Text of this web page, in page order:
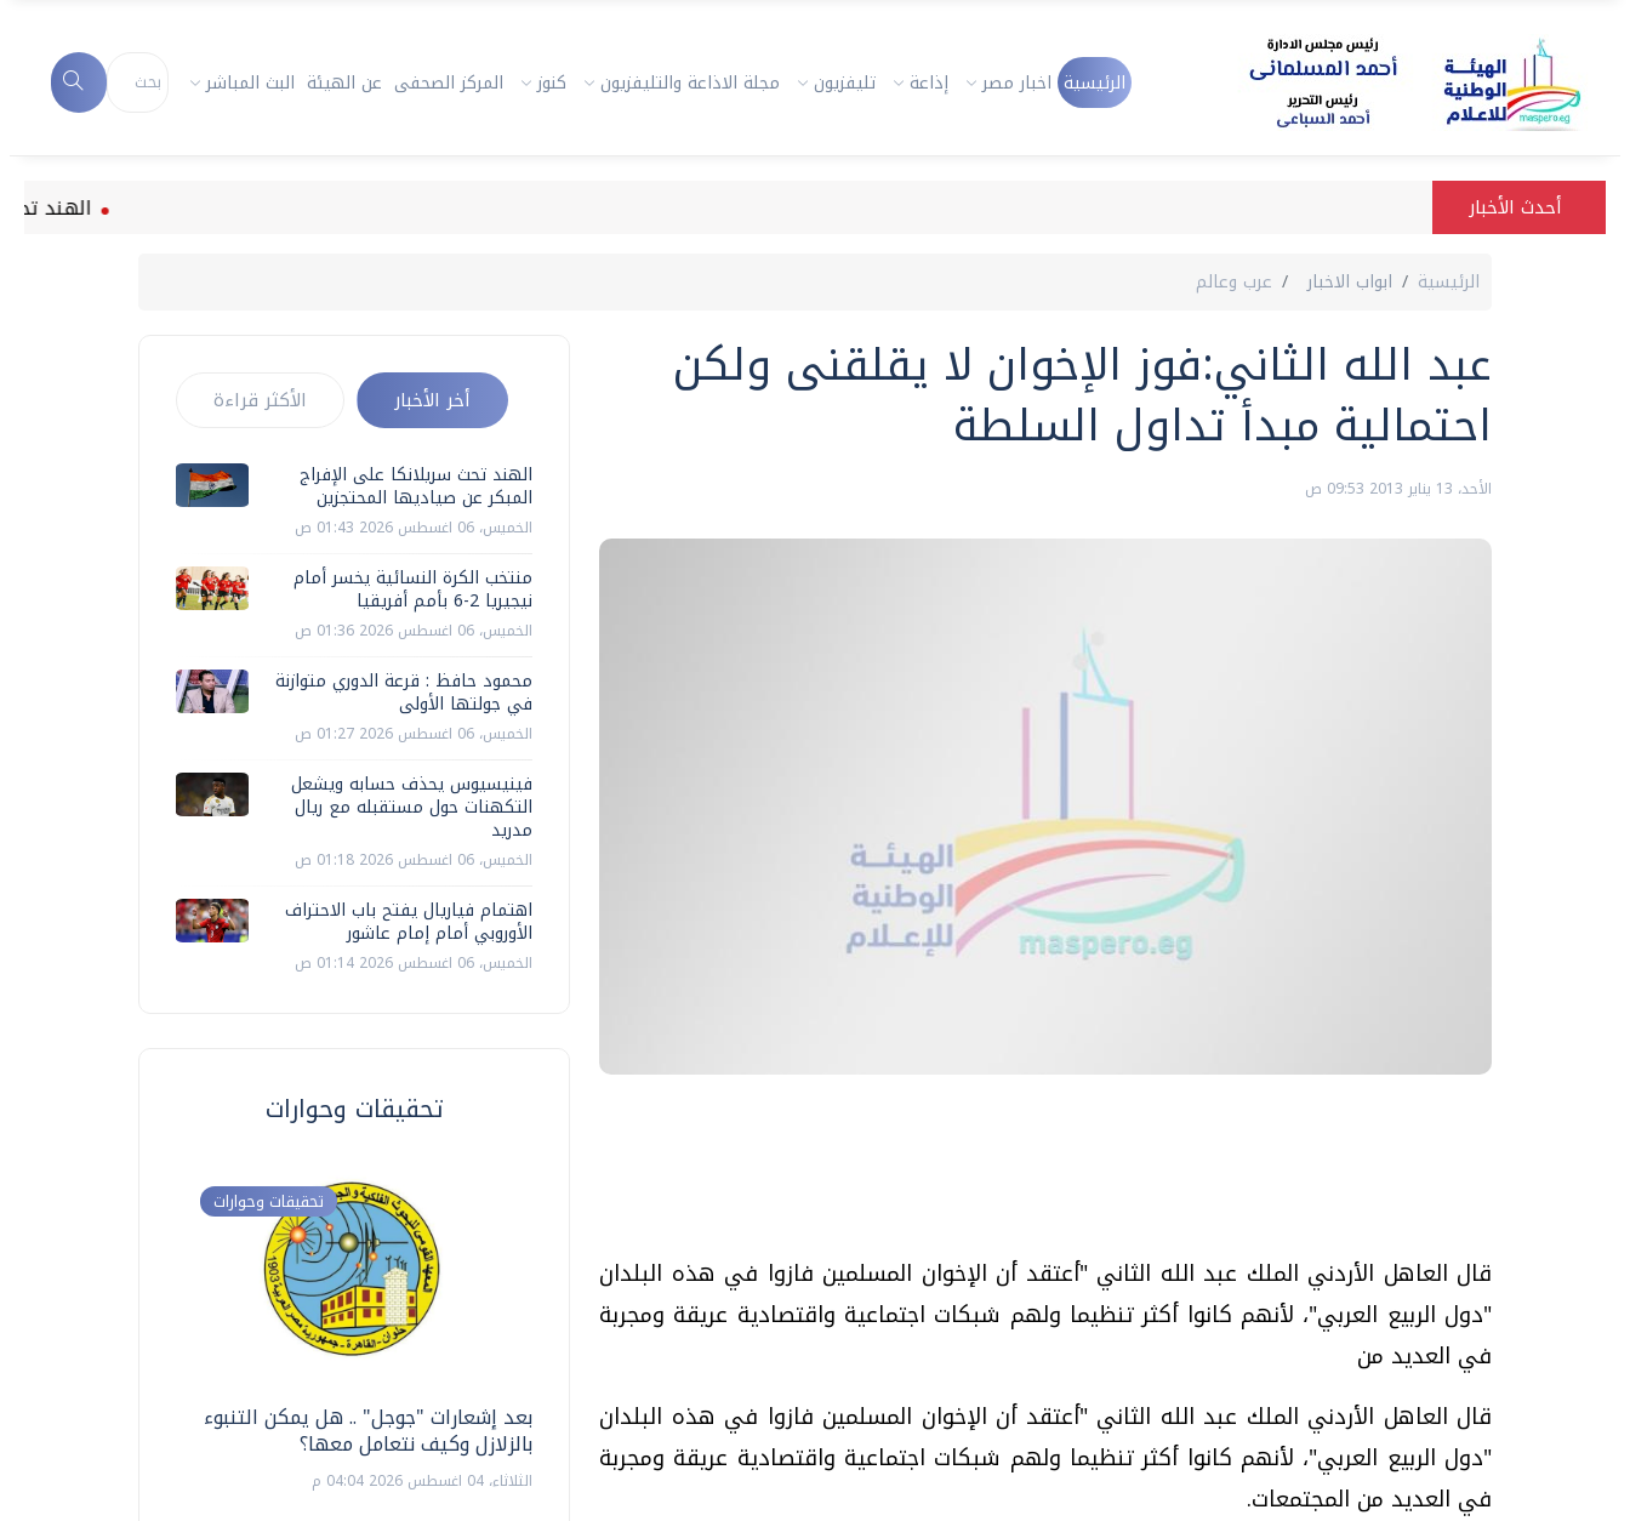
الرئيسية اخبار مصر إذاعة تليفزيون مجلة الاذاعة والتليفزيون كنوز المركز الصحفى عن الهيئة البث المباشر
أحدث الأخبار الهند تحث
الرئيسية ابواب الاخبار عرب وعالم
عبد الله الثاني:فوز الإخوان لا يقلقنى ولكن
احتمالية مبدأ تداول السلطة
الأحد، 13 يناير 2013 09:53 ص
قال العاهل الأردني الملك عبد الله الثاني "أعتقد أن الإخوان المسلمين فازوا في هذه البلدان
"دول الربيع العربي"، لأنهم كانوا أكثر تنظيما ولهم شبكات اجتماعية واقتصادية عريقة ومجربة
في العديد من
قال العاهل الأردني الملك عبد الله الثاني "أعتقد أن الإخوان المسلمين فازوا في هذه البلدان
"دول الربيع العربي"، لأنهم كانوا أكثر تنظيما ولهم شبكات اجتماعية واقتصادية عريقة ومجربة
في العديد من المجتمعات.
أخر الأخبار الأكثر قراءة
الهند تحث سريلانكا على الإفراج
المبكر عن صياديها المحتجزين
الخميس، 06 اغسطس 2026 01:43 ص
منتخب الكرة النسائية يخسر أمام
نيجيريا 2-6 بأمم أفريقيا
الخميس، 06 اغسطس 2026 01:36 ص
محمود حافظ : قرعة الدوري متوازنة
في جولتها الأولى
الخميس، 06 اغسطس 2026 01:27 ص
فينيسيوس يحذف حسابه ويشعل
التكهنات حول مستقبله مع ريال
مدريد
الخميس، 06 اغسطس 2026 01:18 ص
اهتمام فياريال يفتح باب الاحتراف
الأوروبي أمام إمام عاشور
الخميس، 06 اغسطس 2026 01:14 ص
تحقيقات وحوارات
تحقيقات وحوارات
بعد إشعارات "جوجل" .. هل يمكن التنبوء
بالزلازل وكيف نتعامل معها؟
الثلاثاء، 04 اغسطس 2026 04:04 م
دليلك للتنسيق الجامعي .. تساؤلات
وإجابات
فيديو.. الإعلام الرقمي.. تقنيات واعدة
وتحديات هائلة
الخميس، 30 يوليو 2026 01:09 م
موجات الطقس الساخنة.. لماذا تحدث وكيف